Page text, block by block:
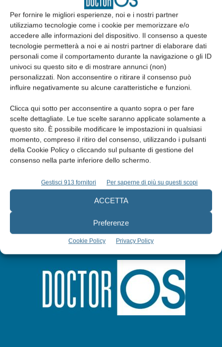
Per fornire le migliori esperienze, noi e i nostri partner
utilizziamo tecnologie come i cookie per memorizzare e/o
accedere alle informazioni del dispositivo. Il consenso a queste
tecnologie permetterà a noi e ai nostri partner di elaborare dati
personali come il comportamento durante la navigazione o gli ID
univoci su questo sito e di mostrare annunci (non)
personalizzati. Non acconsentire o ritirare il consenso può
influire negativamente su alcune caratteristiche e funzioni.
Clicca qui sotto per acconsentire a quanto sopra o per fare
scelte dettagliate. Le tue scelte saranno applicate solamente a
questo sito. È possibile modificare le impostazioni in qualsiasi
momento, compreso il ritiro del consenso, utilizzando i pulsanti
della Cookie Policy o cliccando sul pulsante di gestione del
consenso nella parte inferiore dello schermo.
Gestisci 913 fornitori Per saperne di più su questi scopi
ACCETTA
Preferenze
Cookie Policy Privacy Policy
Edicola web
Abbonati